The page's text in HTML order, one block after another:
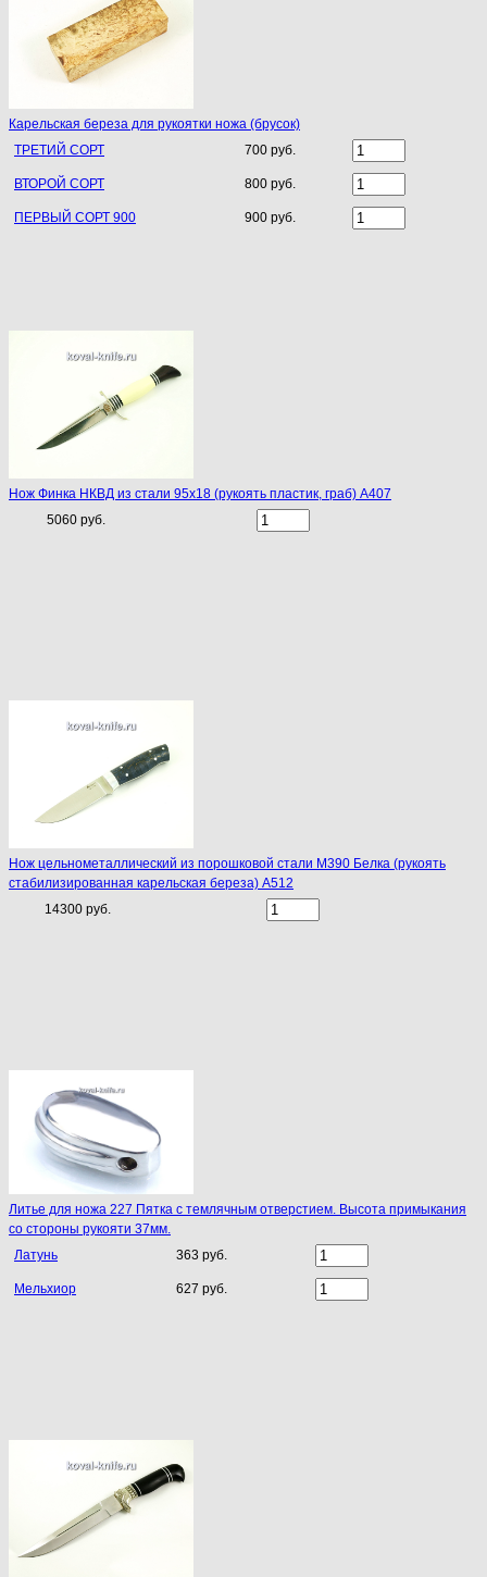
Карельская береза для рукоятки ножа (брусок)
ТРЕТИЙ СОРТ
700 руб.
ВТОРОЙ СОРТ 800 руб.
ПЕРВЫЙ СОРТ 900 900 руб.
Нож Финка НКВД из стали 95х18 (рукоять пластик, граб) A407
5060 руб.
Нож цельнометаллический из порошковой стали М390 Белка (рукоять
стабилизированная карельская береза) A512
14300 руб.
Литье для ножа 227 Пятка с темлячным отверстием. Высота примыкания
со стороны рукояти 37мм.
Латунь
363 руб.
Мельхиор 627 руб.